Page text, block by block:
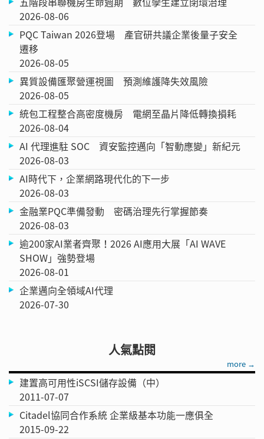
2026-08-06
PQC Taiwan 2026登場 產官研共議企業後量子安全
遷移
2026-08-05
異質設備匯聚營運視圖 預測維護降失效風險
2026-08-05
統包工程整合高密度機房 電網至晶片降低轉換損耗
2026-08-04
AI 代理進駐 SOC 資安監控邁向「智動應變」新紀元
2026-08-03
AI時代下，企業網路現代化的下一步
2026-08-03
金融業PQC準備發動 密碼治理先行掌握節奏
2026-08-03
逾200家AI業者齊聚！2026 AI應用大展「AI WAVE
SHOW」強勢登場
2026-08-01
企業邁向全領域AI代理
2026-07-30
人氣點閱
more →
建置高可用性iSCSI儲存設備（中）
2011-07-07
Citadel協同合作系統 企業級基本功能一應俱全
2015-09-22